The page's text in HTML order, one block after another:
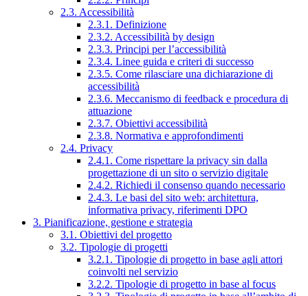
2.3. Accessibilità
2.3.1. Definizione
2.3.2. Accessibilità by design
2.3.3. Principi per l’accessibilità
2.3.4. Linee guida e criteri di successo
2.3.5. Come rilasciare una dichiarazione di
accessibilità
2.3.6. Meccanismo di feedback e procedura di
attuazione
2.3.7. Obiettivi accessibilità
2.3.8. Normativa e approfondimenti
2.4. Privacy
2.4.1. Come rispettare la privacy sin dalla
progettazione di un sito o servizio digitale
2.4.2. Richiedi il consenso quando necessario
2.4.3. Le basi del sito web: architettura,
informativa privacy, riferimenti DPO
3. Pianificazione, gestione e strategia
3.1. Obiettivi del progetto
3.2. Tipologie di progetti
3.2.1. Tipologie di progetto in base agli attori
coinvolti nel servizio
3.2.2. Tipologie di progetto in base al focus